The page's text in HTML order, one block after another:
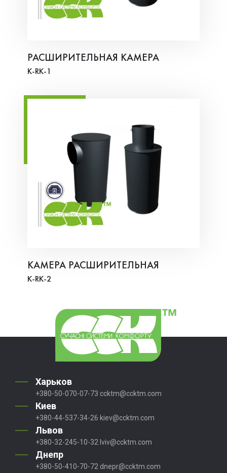
РАСШИРИТЕЛЬНАЯ КАМЕРА
K-RK-1
КАМЕРА РАСШИРИТЕЛЬНАЯ
K-RK-2
Харьков
+380-50-070-07-73 ccktm@ccktm.com
Киев
+380-44-537-34-26 kiev@ccktm.com
Львов
+380-32-245-10-32 lviv@ccktm.com
Днепр
+380-50-410-70-72 dnepr@ccktm.com